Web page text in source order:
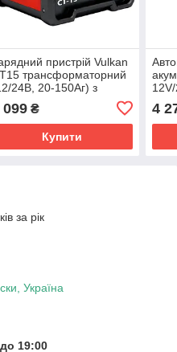
пристрій Vulkan
трансформаторний
24В, 20-150Аг) з
099₴
Купити
4
за рік
Україна
19:00